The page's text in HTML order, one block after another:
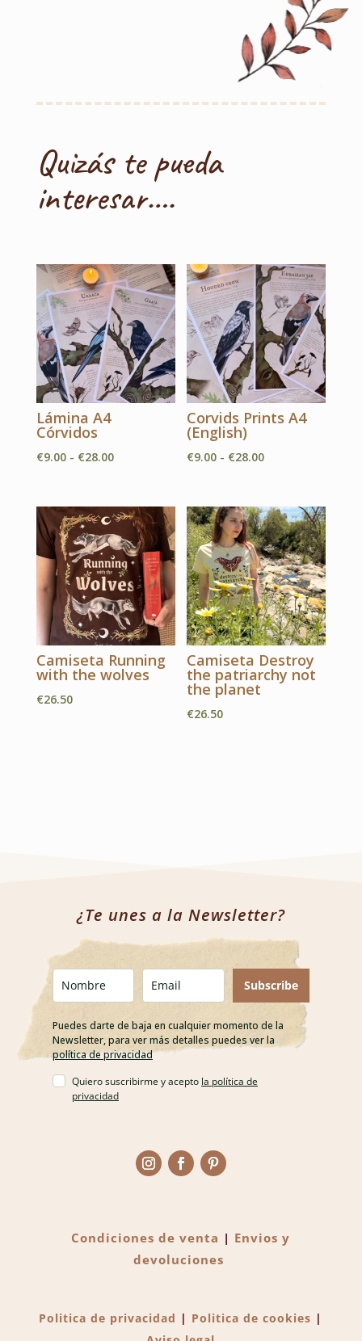
Quizás te pueda
interesar….
Lámina A4
Córvidos
€9.00 - €28.00Rango
desde
€9.00
hasta
€28.00
Corvids Prints A4
(English)
€9.00 - €28.00Rango
desde
€9.00
hasta
€28.00
Camiseta Running
with the wolves
€26.50
Camiseta Destroy
the patriarchy not
the planet
€26.50
¿Te unes a la Newsletter?
Subscribe
Puedes darte de baja en cualquier momento de la
Newsletter, para ver más detalles puedes ver la
política de privacidad
Quiero suscribirme y acepto la política de
privacidad
Condiciones de venta | Envios y
devoluciones
Politica de privacidad | Politica de cookies |